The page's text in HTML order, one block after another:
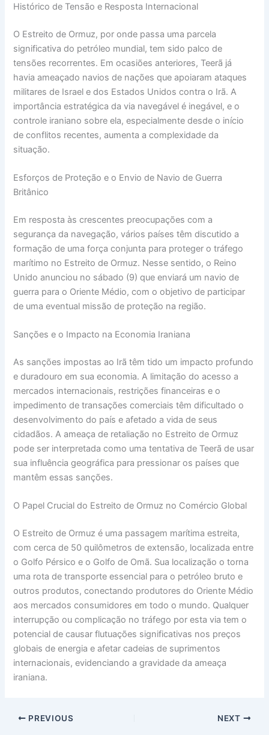
Histórico de Tensão e Resposta Internacional
O Estreito de Ormuz, por onde passa uma parcela
significativa do petróleo mundial, tem sido palco de
tensões recorrentes. Em ocasiões anteriores, Teerã já
havia ameaçado navios de nações que apoiaram ataques
militares de Israel e dos Estados Unidos contra o Irã. A
importância estratégica da via navegável é inegável, e o
controle iraniano sobre ela, especialmente desde o início
de conflitos recentes, aumenta a complexidade da
situação.
Esforços de Proteção e o Envio de Navio de Guerra
Britânico
Em resposta às crescentes preocupações com a
segurança da navegação, vários países têm discutido a
formação de uma força conjunta para proteger o tráfego
marítimo no Estreito de Ormuz. Nesse sentido, o Reino
Unido anunciou no sábado (9) que enviará um navio de
guerra para o Oriente Médio, com o objetivo de participar
de uma eventual missão de proteção na região.
Sanções e o Impacto na Economia Iraniana
As sanções impostas ao Irã têm tido um impacto profundo
e duradouro em sua economia. A limitação do acesso a
mercados internacionais, restrições financeiras e o
impedimento de transações comerciais têm dificultado o
desenvolvimento do país e afetado a vida de seus
cidadãos. A ameaça de retaliação no Estreito de Ormuz
pode ser interpretada como uma tentativa de Teerã de usar
sua influência geográfica para pressionar os países que
mantêm essas sanções.
O Papel Crucial do Estreito de Ormuz no Comércio Global
O Estreito de Ormuz é uma passagem marítima estreita,
com cerca de 50 quilômetros de extensão, localizada entre
o Golfo Pérsico e o Golfo de Omã. Sua localização o torna
uma rota de transporte essencial para o petróleo bruto e
outros produtos, conectando produtores do Oriente Médio
aos mercados consumidores em todo o mundo. Qualquer
interrupção ou complicação no tráfego por esta via tem o
potencial de causar flutuações significativas nos preços
globais de energia e afetar cadeias de suprimentos
internacionais, evidenciando a gravidade da ameaça
iraniana.
PREVIOUS NEXT